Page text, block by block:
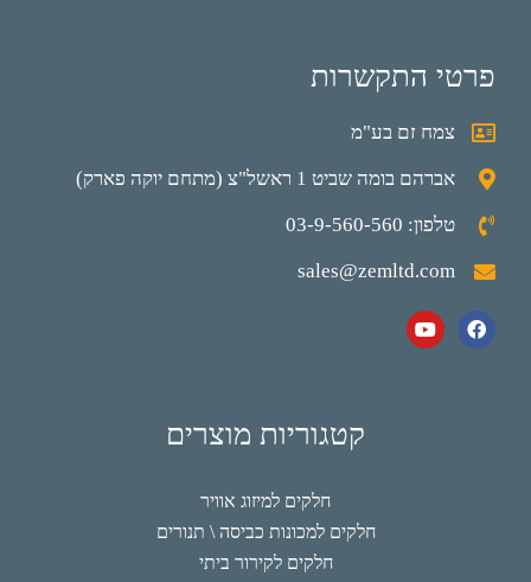
פרטי התקשרות
צמח זם בע"מ
אברהם בומה שביט 1 ראשל"צ (מתחם יוקה פארק)
טלפון: 03-9-560-560
sales@zemltd.com
קטגוריות מוצרים
חלקים למיזוג אוויר
חלקים למכונות כביסה \ תנורים
חלקים לקירור ביתי